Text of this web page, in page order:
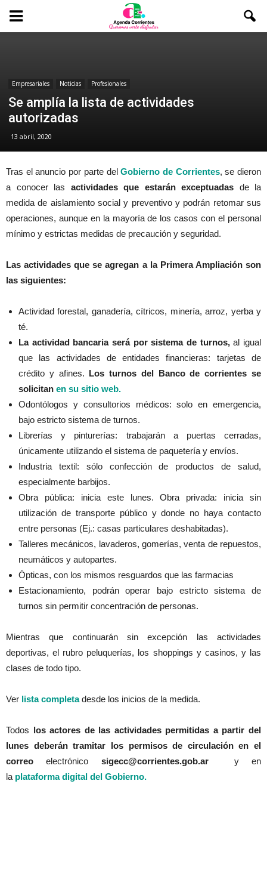
Empresariales Noticias Profesionales
Se amplía la lista de actividades
autorizadas
13 abril, 2020
Tras el anuncio por parte delGobierno de Corrientes, se dieron
a conocer las actividades que estarán exceptuadas de la
medida de aislamiento social y preventivo y podrán retomar sus
operaciones, aunque en la mayoría de los casos con el personal
mínimo y estrictas medidas de precaución y seguridad.
Las actividades que se agregan a la Primera Ampliación son
las siguientes:
Actividad forestal, ganadería, cítricos, minería, arroz, yerba y
té.
La actividad bancaria será por sistema de turnos,al igual
que las actividades de entidades financieras: tarjetas de
crédito y afines. Los turnos del Banco de corrientes se
solicitan en su sitio web.
Odontólogos y consultorios médicos: solo en emergencia,
bajo estricto sistema de turnos.
Librerías y pinturerías: trabajarán a puertas cerradas,
únicamente utilizando el sistema de paquetería y envíos.
Industria textil: sólo confección de productos de salud,
especialmente barbijos.
Obra pública: inicia este lunes. Obra privada: inicia sin
utilización de transporte público y donde no haya contacto
entre personas (Ej.: casas particulares deshabitadas).
Talleres mecánicos, lavaderos, gomerías, venta de repuestos,
neumáticos y autopartes.
Ópticas, con los mismos resguardos que las farmacias
Estacionamiento, podrán operar bajo estricto sistema de
turnos sin permitir concentración de personas.
Mientras que continuarán sin excepción las actividades
deportivas, el rubro peluquerías, los shoppings y casinos, y las
clases de todo tipo.
Ver lista completadesde los inicios de la medida.
Todos los actores de las actividades permitidas a partir del
lunes deberán tramitar los permisos de circulación en el
correo electrónico sigecc@corrientes.gob.ar y en
la plataforma digital del Gobierno.